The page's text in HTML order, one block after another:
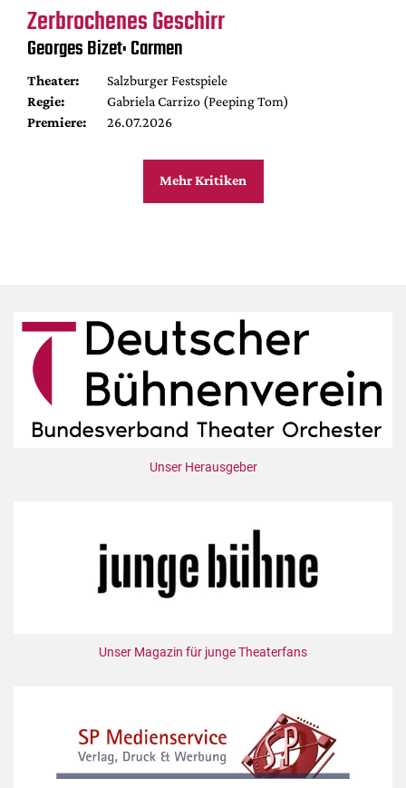
Zerbrochenes Geschirr
Georges Bizet: Carmen
Theater:
Salzburger Festspiele
Regie:
Gabriela Carrizo (Peeping Tom)
Premiere:
26.07.2026
Mehr Kritiken
Unser Herausgeber
Unser Magazin für junge Theaterfans